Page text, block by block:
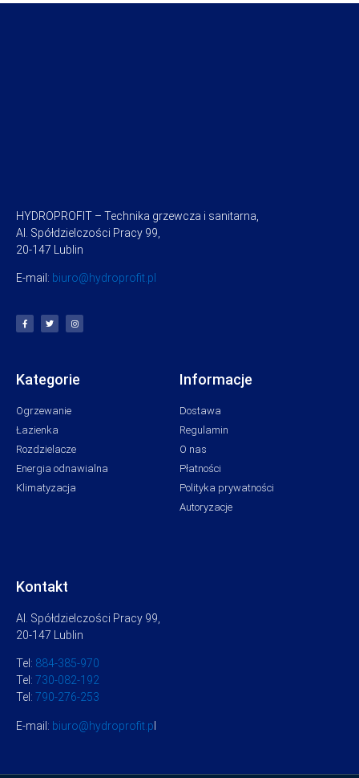
HYDROPROFIT – Technika grzewcza i sanitarna,
Al. Spółdzielczości Pracy 99,
20-147 Lublin
E-mail: biuro@hydroprofit.pl
Kategorie
Ogrzewanie
Łazienka
Rozdzielacze
Energia odnawialna
Klimatyzacja
Informacje
Dostawa
Regulamin
O nas
Płatności
Polityka prywatności
Autoryzacje
Kontakt
Al. Spółdzielczości Pracy 99,
20-147 Lublin
Tel: 884-385-970
Tel: 730-082-192
Tel: 790-276-253
E-mail: biuro@hydroprofit.p